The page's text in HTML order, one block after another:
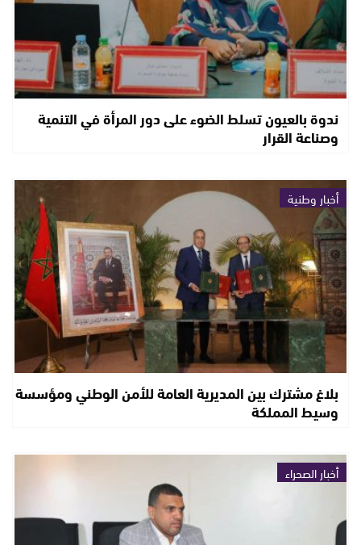
ندوة بالعيون تسلط الضوء على دور المرأة في التنمية
وصناعة القرار
أخبار وطنية
بلاغ مشترك بين المديرية العامة للأمن الوطني ومؤسسة
وسيط المملكة
أخبار الصحراء